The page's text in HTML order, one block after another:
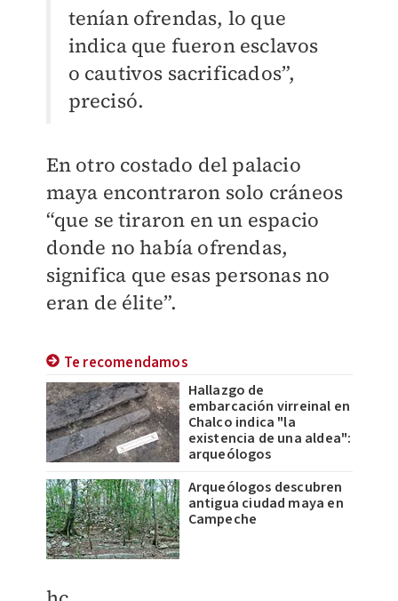
tenían ofrendas, lo que
indica que fueron esclavos
o cautivos sacrificados”,
precisó.
En otro costado del palacio
maya encontraron solo cráneos
“que se tiraron en un espacio
donde no había ofrendas,
significa que esas personas no
eran de élite”.
Te recomendamos
Hallazgo de
embarcación virreinal en
Chalco indica "la
existencia de una aldea":
arqueólogos
Arqueólogos descubren
antigua ciudad maya en
Campeche